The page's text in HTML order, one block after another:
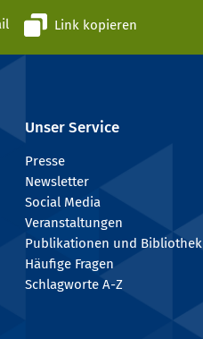
Link kopieren
Unser Service
Presse
Newsletter
Social Media
Veranstaltungen
Publikationen und Bibliothek
Häufige Fragen
Schlagworte A-Z